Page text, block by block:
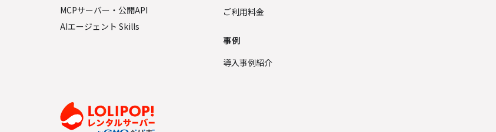
MCPサーバー・公開API
AIエージェント Skills
ご利用料金
事例
導入事例紹介